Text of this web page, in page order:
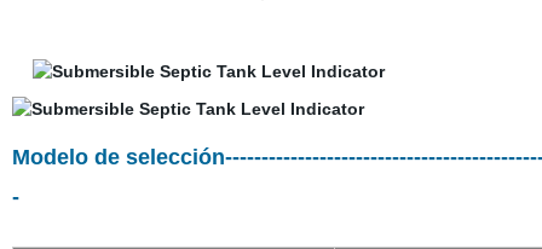
Modelo de
-